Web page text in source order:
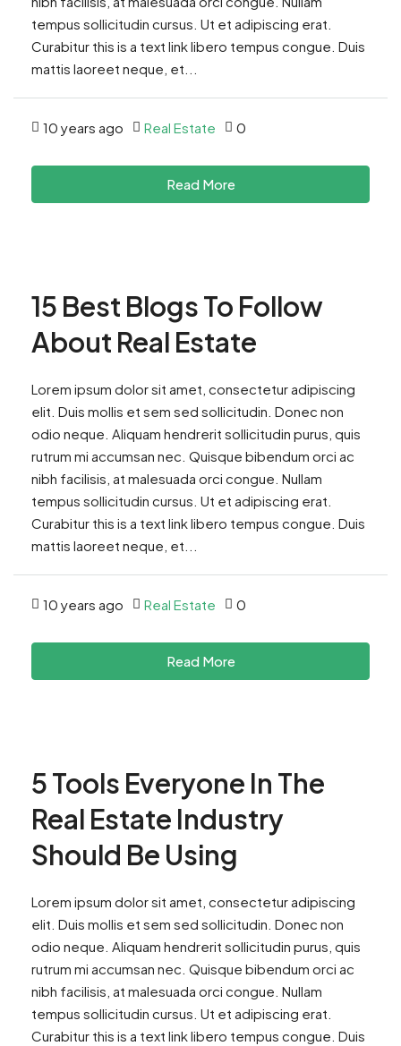
tempus sollicitudin cursus. Ut et adipiscing erat.
Curabitur this is a text link libero tempus congue. Duis
mattis laoreet neque, et...
10 years ago Real Estate 0
Read More
15 Best Blogs To Follow
About Real Estate
Lorem ipsum dolor sit amet, consectetur adipiscing
elit. Duis mollis et sem sed sollicitudin. Donec non
odio neque. Aliquam hendrerit sollicitudin purus, quis
rutrum mi accumsan nec. Quisque bibendum orci ac
nibh facilisis, at malesuada orci congue. Nullam
tempus sollicitudin cursus. Ut et adipiscing erat.
Curabitur this is a text link libero tempus congue. Duis
mattis laoreet neque, et...
10 years ago Real Estate 0
Read More
5 Tools Everyone In The
Real Estate Industry
Should Be Using
Lorem ipsum dolor sit amet, consectetur adipiscing
elit. Duis mollis et sem sed sollicitudin. Donec non
odio neque. Aliquam hendrerit sollicitudin purus, quis
rutrum mi accumsan nec. Quisque bibendum orci ac
nibh facilisis, at malesuada orci congue. Nullam
tempus sollicitudin cursus. Ut et adipiscing erat.
Curabitur this is a text link libero tempus congue. Duis